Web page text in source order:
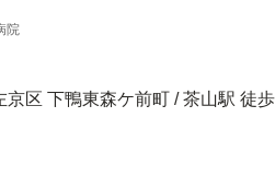
院
京区 下鴨東森ケ前町 / 茶山駅 徒歩